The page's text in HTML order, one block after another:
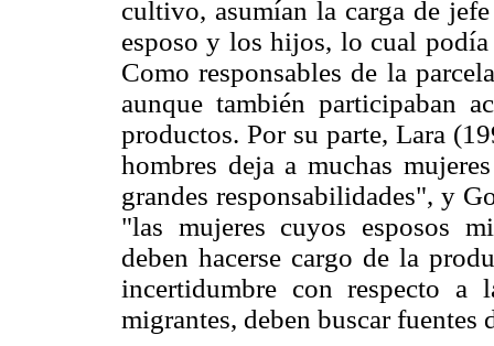
cultivo, asumían la carga de
esposo y los hijos, lo cual podía
Como responsables de la
aunque también participaban
productos. Por su parte, Lara
hombres deja a muchas
grandes responsabilidades", y
"las mujeres cuyos esposos
deben hacerse cargo de la
incertidumbre con respecto a
migrantes, deben buscar fuentes